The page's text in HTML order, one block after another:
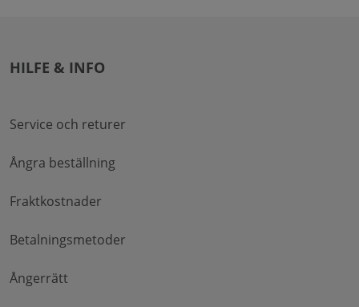
HILFE & INFO
Service och returer
Ångra beställning
Fraktkostnader
Betalningsmetoder
Ångerrätt